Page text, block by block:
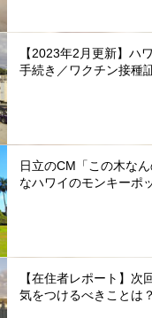
【2023年2月更新】ハ
手続き／ワクチン接種
日立のCM「この木な
なハワイのモンキーポ
【在住者レポート】次
気をつけるべきことは